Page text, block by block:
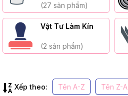
(27 sản phẩm)
Vật Tư Làm Kín
(2 sản phẩm)
Xếp theo: Tên A-Z Tên Z-A